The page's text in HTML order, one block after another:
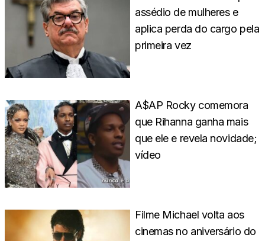
assédio de mulheres e
aplica perda do cargo pela
primeira vez
A$AP Rocky comemora
que Rihanna ganha mais
que ele e revela novidade;
vídeo
Filme Michael volta aos
cinemas no aniversário do